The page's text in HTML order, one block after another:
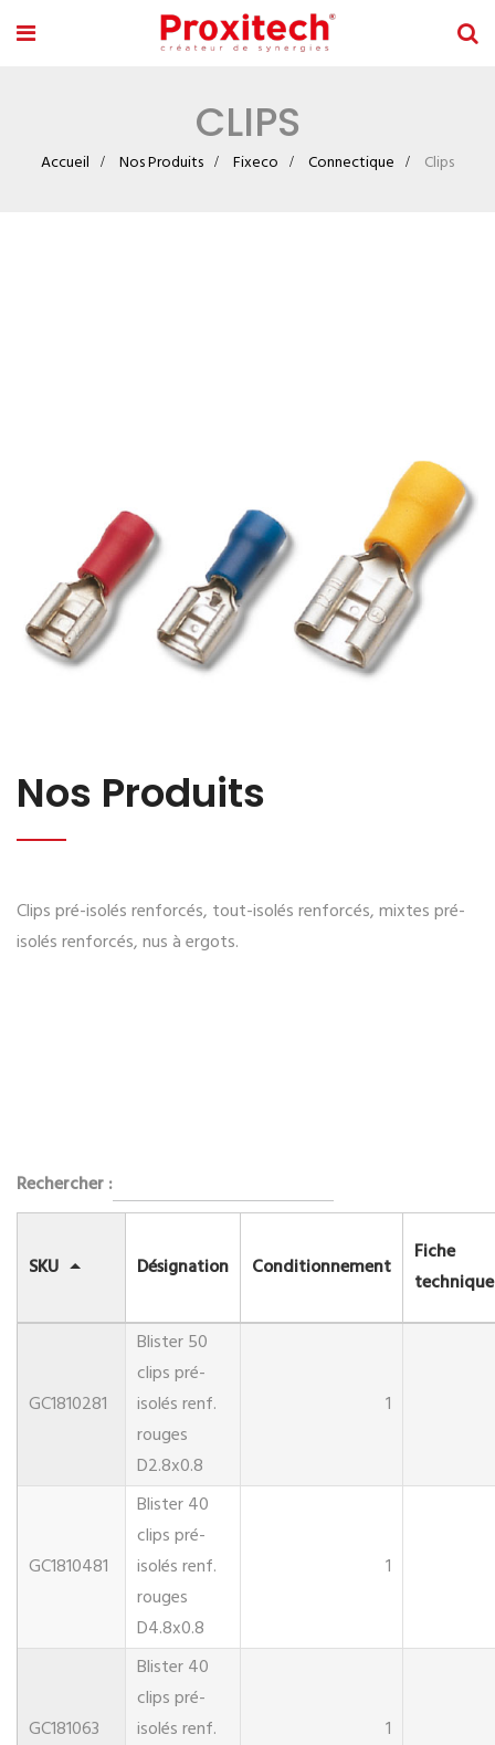
CLIPS
Accueil Nos Produits Fixeco Connectique Clips
Nos Produits
Clips pré-isolés renforcés, tout-isolés renforcés, mixtes pré-
isolés renforcés, nus à ergots.
Rechercher :
SKU Désignation Conditionnement
Fiche
technique
GC1810281
Blister 50
clips pré-
isolés renf.
rouges
D2.8x0.8
1
GC1810481
Blister 40
clips pré-
isolés renf.
rouges
D4.8x0.8
1
GC181063
Blister 40
clips pré-
isolés renf.
1